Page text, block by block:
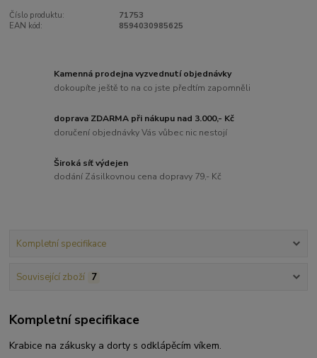
Číslo produktu:
71753
EAN kód:
8594030985625
Kamenná prodejna vyzvednutí objednávky
dokoupíte ještě to na co jste předtím zapomněli
doprava ZDARMA při nákupu nad 3.000,- Kč
doručení objednávky Vás vůbec nic nestojí
Široká síť výdejen
dodání Zásilkovnou cena dopravy 79,- Kč
Kompletní specifikace
Související zboží 7
Kompletní specifikace
Krabice na zákusky a dorty s odklápěcím víkem.